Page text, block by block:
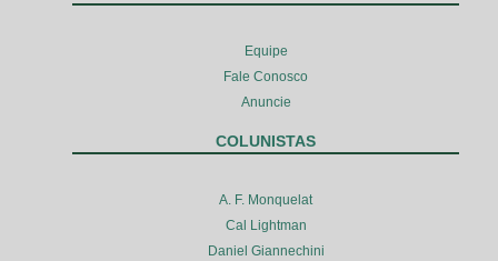
Equipe
Fale Conosco
Anuncie
COLUNISTAS
A. F. Monquelat
Cal Lightman
Daniel Giannechini